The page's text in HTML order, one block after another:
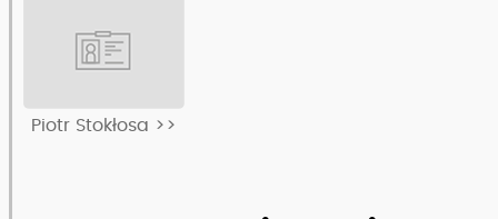
Piotr Stokłosa >>